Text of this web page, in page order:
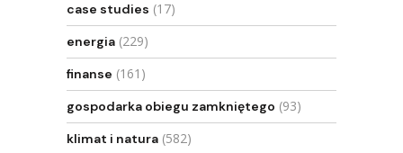
case studies (17)
energia (229)
finanse (161)
gospodarka obiegu zamkniętego (93)
klimat i natura (582)